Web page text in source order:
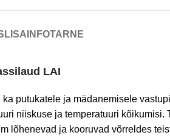
LISAINFOTARNE
LAI
putukatele ja mädanemisele
niiskuse ja temperatuuri
lõhenevad ja kooruvad võrreldes